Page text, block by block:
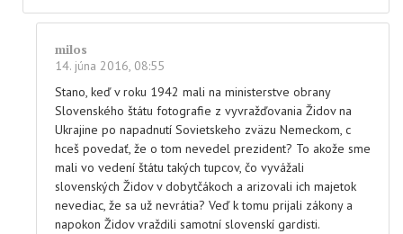
milos
14. júna 2016, 08:55
Stano, keď v roku 1942 mali na ministerstve obrany
Slovenského štátu fotografie z vyvražďovania Židov na
Ukrajine po napadnutí Sovietskeho zväzu Nemeckom, c
hceš povedať, že o tom nevedel prezident? To akože sme
mali vo vedení štátu takých tupcov, čo vyvážali
slovenských Židov v dobytčákoch a arizovali ich majetok
nevediac, že sa už nevrátia? Veď k tomu prijali zákony a
napokon Židov vraždili samotní slovenskí gardisti.